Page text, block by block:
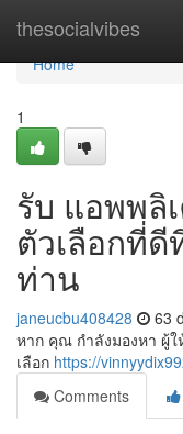
thesocialvibes
Home
Home
1
รับ แอพพลิ
ตัวเลือกที่
ท่าน
janeucbu408428 63
หาก คุณ กำลังมองหา ผู้ใ
เลือก https://
Comments